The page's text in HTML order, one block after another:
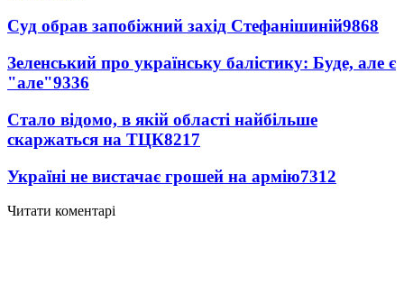
Суд обрав запобіжний захід Стефанішиній9868
Зеленський про українську балістику: Буде, але є
"але"9336
Стало відомо, в якій області найбільше
скаржаться на ТЦК8217
Україні не вистачає грошей на армію7312
Читати коментарі